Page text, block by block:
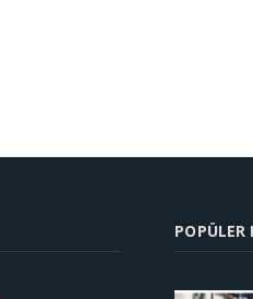
POPÜLER